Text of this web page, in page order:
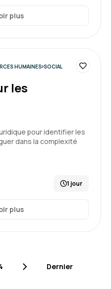
(j'ai appris des
Le 24/11/2025
distanciel est un peu
les risques
plus
HUMAINES SOCIAL
les
pour identifier les
dans la complexité
1 jour
plus
Dernier